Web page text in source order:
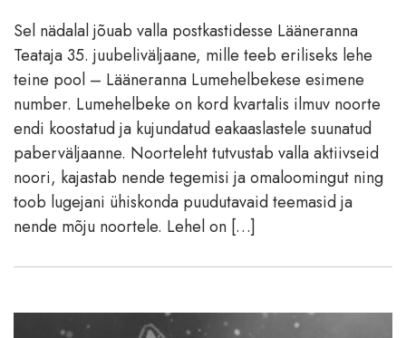
Sel nädalal jõuab valla postkastidesse Lääneranna
Teataja 35. juubeliväljaane, mille teeb eriliseks lehe
teine pool – Lääneranna Lumehelbekese esimene
number. Lumehelbeke on kord kvartalis ilmuv noorte
endi koostatud ja kujundatud eakaaslastele suunatud
paberväljaanne. Noorteleht tutvustab valla aktiivseid
noori, kajastab nende tegemisi ja omaloomingut ning
toob lugejani ühiskonda puudutavaid teemasid ja
nende mõju noortele. Lehel on […]